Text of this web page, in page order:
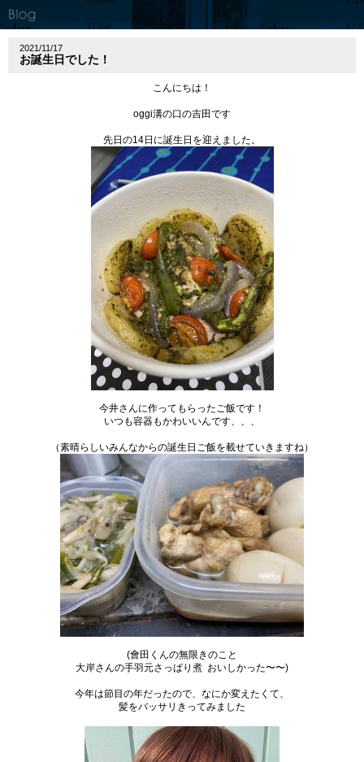
2021/11/17
お誕生日でした！
こんにちは！
oggi溝の口の吉田です
先日の14日に誕生日を迎えました。
今井さんに作ってもらったご飯です！
いつも容器もかわいいんです、、、
（素晴らしいみんなからの誕生日ご飯を載せていきますね）
(會田くんの無限きのこと
大岸さんの手羽元さっぱり煮 おいしかった〜〜)
今年は節目の年だったので、なにか変えたくて、
髪をバッサリきってみました